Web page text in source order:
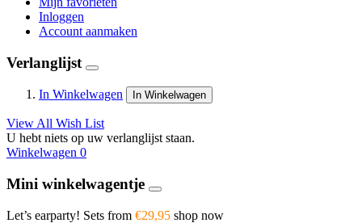
Inloggen
Account aanmaken
Verlanglijst
In Winkelwagen In Winkelwagen
View All Wish List
U hebt niets op uw verlanglijst staan.
Winkelwagen 0
Mini winkelwagentje
Let’s earparty! Sets from €29,95 shop now